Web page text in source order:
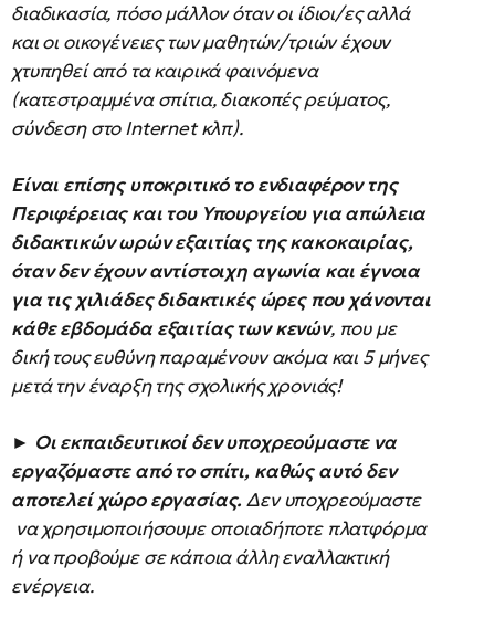
διαδικασία, πόσο μάλλον όταν οι ίδιοι/ες αλλά
και οι οικογένειες των μαθητών/τριών έχουν
χτυπηθεί από τα καιρικά φαινόμενα
(κατεστραμμένα σπίτια, διακοπές ρεύματος,
σύνδεση στο Internet κλπ).
Είναι επίσης υποκριτικό το ενδιαφέρον της
Περιφέρειας και του Υπουργείου για απώλεια
διδακτικών ωρών εξαιτίας της κακοκαιρίας,
όταν δεν έχουν αντίστοιχη αγωνία και έγνοια
για τις χιλιάδες διδακτικές ώρες που χάνονται
κάθε εβδομάδα εξαιτίας των κενών, που με
δική τους ευθύνη παραμένουν ακόμα και 5 μήνες
μετά την έναρξη της σχολικής χρονιάς!
► Οι εκπαιδευτικοί δεν υποχρεούμαστε να
εργαζόμαστε από το σπίτι, καθώς αυτό δεν
αποτελεί χώρο εργασίας. Δεν υποχρεούμαστε
να χρησιμοποιήσουμε οποιαδήποτε πλατφόρμα
ή να προβούμε σε κάποια άλλη εναλλακτική
ενέργεια.